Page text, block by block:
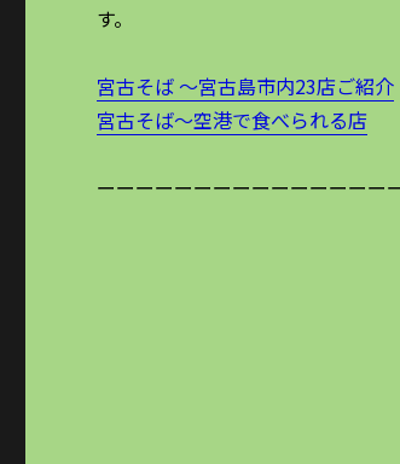
す。
宮古そば ～宮古島市内23店ご紹介
宮古そば～空港で食べられる店
ーーーーーーーーーーーーーーー